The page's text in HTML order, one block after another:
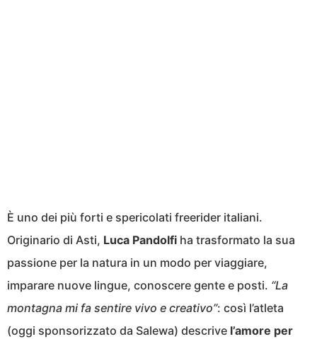
È uno dei più forti e spericolati freerider italiani.
Originario di Asti, Luca Pandolfi ha trasformato la sua
passione per la natura in un modo per viaggiare,
imparare nuove lingue, conoscere gente e posti. “La
montagna mi fa sentire vivo e creativo”: così l’atleta
(oggi sponsorizzato da Salewa) descrive l’amore per